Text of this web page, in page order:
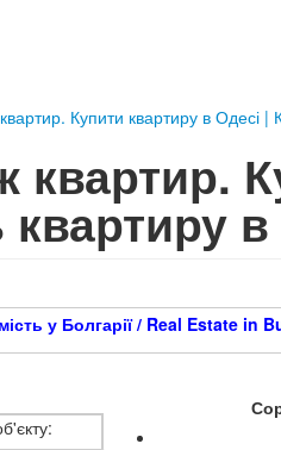
Купити квартиру в Одесі |
квартир.
квартиру
у Болгарії / Real Estate in